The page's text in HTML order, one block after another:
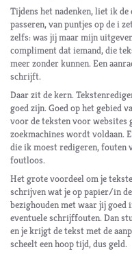
Tijdens het nadenken, liet ik
passeren, van puntjes op de i
zelfs: was jij maar mijn
compliment dat iemand, die
meer zonder kunnen. Een
schrijft.
Daar zit de kern.
goed zijn. Goed op het gebied
voor de teksten voor websites
zoekmachines wordt voldaan.
die ik moest redigeren, fouten
foutloos.
Het grote voordeel om je
schrijven wat je op papier/in
bezighouden met waar jij
eventuele schrijffouten. Dan
en je krijgt de tekst met de
scheelt een hoop tijd, dus geld.